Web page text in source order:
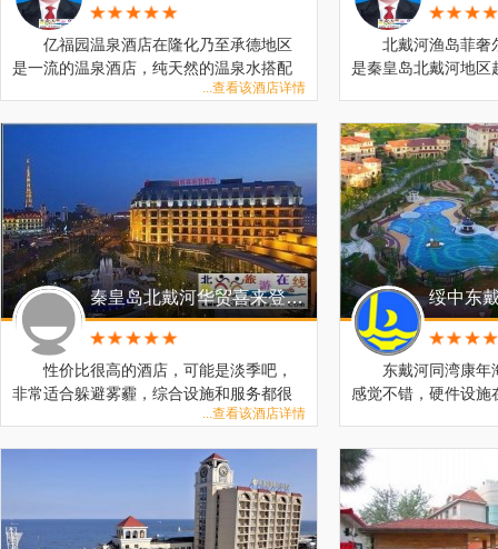
亿福园温泉酒店在隆化乃至承德地区
是一流的温泉酒店，纯天然的温泉水搭配
一流的温泉设施，超大出场地，是个休闲
超赞，喝得一身大汗，再泡温泉，对身体
大有好处！
...查看该酒店详情
北戴河渔岛菲奢
是秦皇岛北戴河地区
棒，大人孩子都喜欢
秦皇岛北戴河华贸喜来登酒店
性价比很高的酒店，可能是淡季吧，
非常适合躲避雾霾，综合设施和服务都很
好，是北戴河最好的了，推荐...查看该酒店详情
东戴河同湾康年
感觉不错，硬件设施